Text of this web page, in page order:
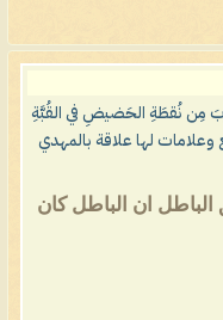
مِن نُقطَةِ الحَضيضِ في القُبَّةِ
وعلامات لها علاقة بالمهدي
الباطل ان الباطل كان